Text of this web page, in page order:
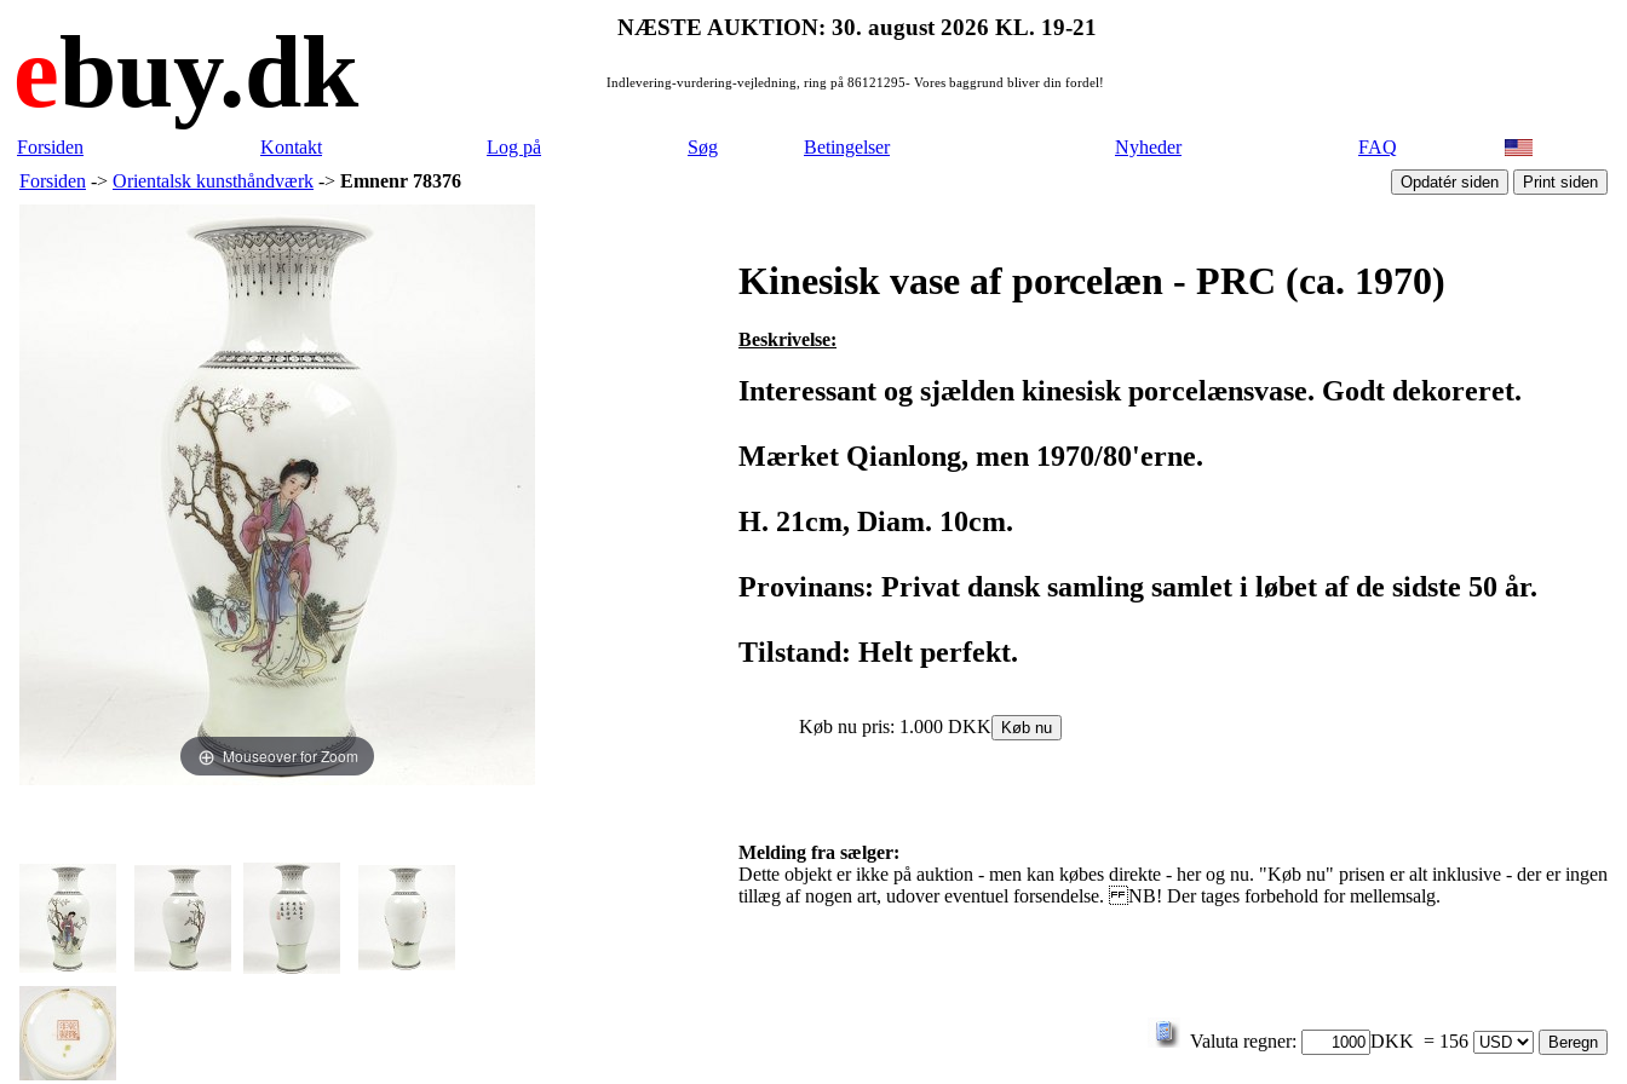
ebuy.dk NÆSTE AUKTION: 30. august 2026 KL. 19-21
Indlevering-vurdering-vejledning, ring på 86121295- Vores baggrund bliver din fordel!
Forsiden Kontakt Log på Søg Betingelser Nyheder
FAQ
Forsiden -> Orientalsk kunsthåndværk -> Emnenr 78376
Mouseover for Zoom
Kinesisk vase af porcelæn - PRC (ca. 1970)
Beskrivelse:
Interessant og sjælden kinesisk porcelænsvase. Godt dekoreret.
Mærket Qianlong, men 1970/80'erne.
H. 21cm, Diam. 10cm.
Provinans: Privat dansk samling samlet i løbet af de sidste 50 år.
Tilstand: Helt perfekt.
Melding fra sælger:
Dette objekt er ikke på auktion - men kan købes direkte - her og nu. "Køb nu" prisen er alt inklusive - der er ingen
tillæg af nogen art, udover eventuel forsendelse. NB! Der tages forbehold for mellemsalg.
Valuta regner: DKK = 156